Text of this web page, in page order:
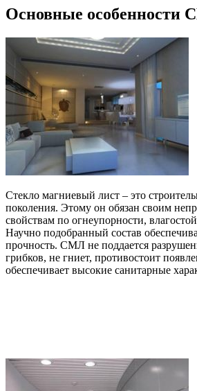
Основные особенности
Стекло магниевый лист – это
поколения. Этому он обязан своим
свойствам по огнеупорности,
Научно подобранный состав
прочность. СМЛ не поддается
грибков, не гниет, противостоит
обеспечивает высокие санитарные